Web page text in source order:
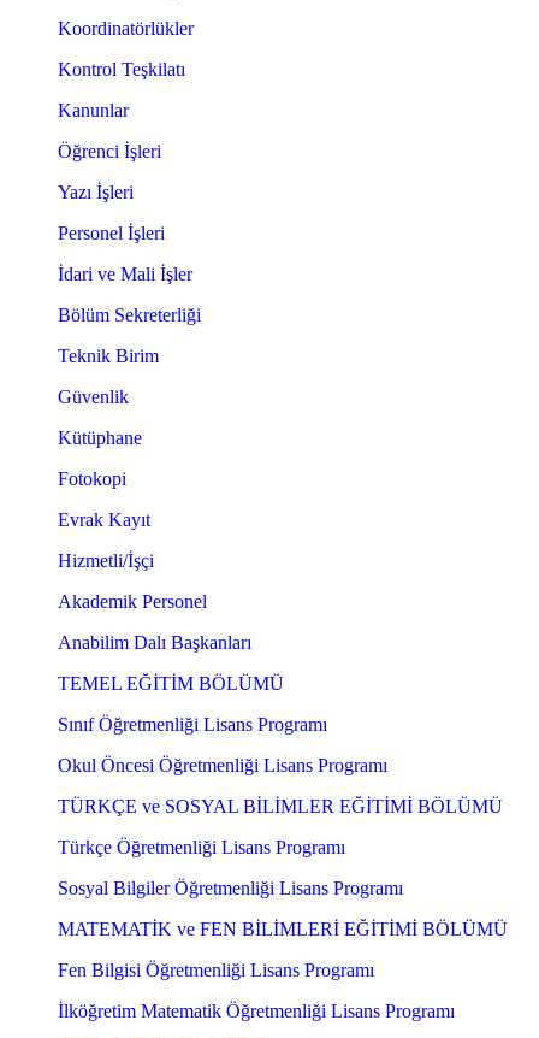
Koordinatörlükler
Kontrol Teşkilatı
Kanunlar
Öğrenci İşleri
Yazı İşleri
Personel İşleri
İdari ve Mali İşler
Bölüm Sekreterliği
Teknik Birim
Güvenlik
Kütüphane
Fotokopi
Evrak Kayıt
Hizmetli/İşçi
Akademik Personel
Anabilim Dalı Başkanları
TEMEL EĞİTİM BÖLÜMÜ
Sınıf Öğretmenliği Lisans Programı
Okul Öncesi Öğretmenliği Lisans Programı
TÜRKÇE ve SOSYAL BİLİMLER EĞİTİMİ BÖLÜMÜ
Türkçe Öğretmenliği Lisans Programı
Sosyal Bilgiler Öğretmenliği Lisans Programı
MATEMATİK ve FEN BİLİMLERİ EĞİTİMİ BÖLÜMÜ
Fen Bilgisi Öğretmenliği Lisans Programı
İlköğretim Matematik Öğretmenliği Lisans Programı